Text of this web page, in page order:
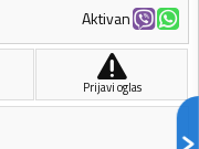
Aktivan
Prijavi oglas